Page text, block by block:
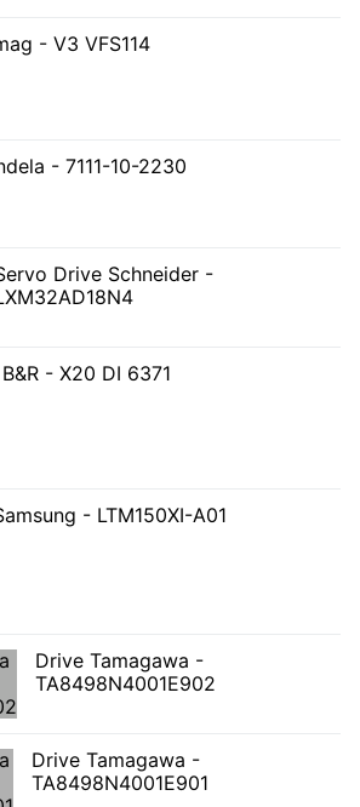
- V3 VFS114
- 7111-10-2230
Drive Schneider -
- X20 DI 6371
- LTM150XI-A01
Drive Tamagawa -
TA8498N4001E902
Drive Tamagawa -
TA8498N4001E901